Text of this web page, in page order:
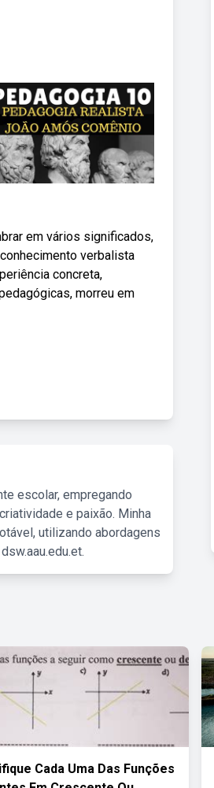
em vários significados,
verbalista
concreta,
morreu em
escolar, empregando
e paixão. Minha
utilizando abordagens
Cada Uma Das Funções